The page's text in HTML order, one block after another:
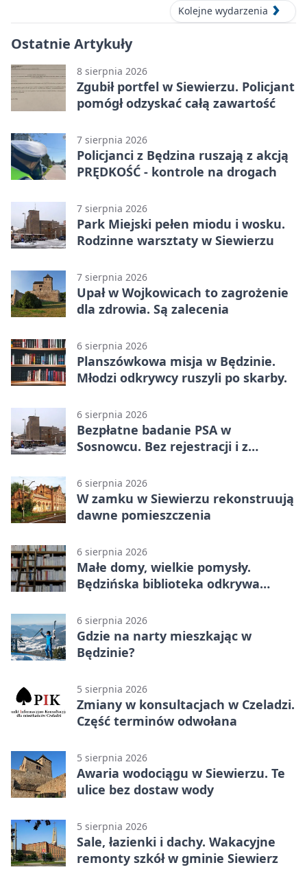
Kolejne wydarzenia
Ostatnie Artykuły
8 sierpnia 2026
Zgubił portfel w Siewierzu. Policjant
pomógł odzyskać całą zawartość
7 sierpnia 2026
Policjanci z Będzina ruszają z akcją
PRĘDKOŚĆ - kontrole na drogach
7 sierpnia 2026
Park Miejski pełen miodu i wosku.
Rodzinne warsztaty w Siewierzu
7 sierpnia 2026
Upał w Wojkowicach to zagrożenie
dla zdrowia. Są zalecenia
6 sierpnia 2026
Planszówkowa misja w Będzinie.
Młodzi odkrywcy ruszyli po skarby.
6 sierpnia 2026
Bezpłatne badanie PSA w
Sosnowcu. Bez rejestracji i z
6 sierpnia 2026
W zamku w Siewierzu rekonstruują
dawne pomieszczenia
6 sierpnia 2026
Małe domy, wielkie pomysły.
Będzińska biblioteka odkrywa
6 sierpnia 2026
Gdzie na narty mieszkając w
Będzinie?
5 sierpnia 2026
Zmiany w konsultacjach w Czeladzi.
Część terminów odwołana
5 sierpnia 2026
Awaria wodociągu w Siewierzu. Te
ulice bez dostaw wody
5 sierpnia 2026
Sale, łazienki i dachy. Wakacyjne
remonty szkół w gminie Siewierz